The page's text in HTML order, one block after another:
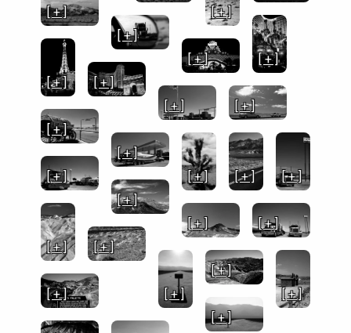
[ + ]
[ + ]
[ + ]
[ + ]
[ + ]
[ + ]
[ + ]
[ + ]
[ + ]
[ + ]
[ + ]
[ + ]
[ + ]
[ + ]
[ + ]
[ + ]
[ + ]
[ + ]
[ + ]
[ + ]
[ + ]
[ + ]
[ + ]
[ + ]
[ + ]